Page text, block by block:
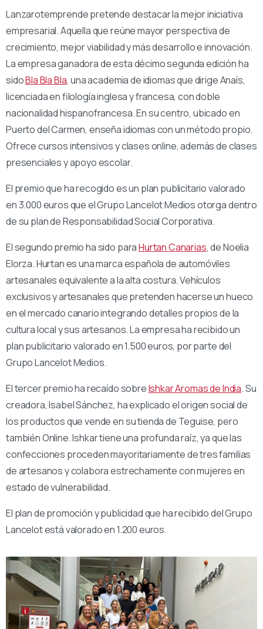
Lanzarotemprende pretende destacar la mejor iniciativa
empresarial. Aquella que reúne mayor perspectiva de
crecimiento, mejor viabilidad y más desarrollo e innovación.
La empresa ganadora de esta décimo segunda edición ha
sidoBla Bla Bla, una academia de idiomas que dirige Anaís,
licenciada en filología inglesa y francesa, con doble
nacionalidad hispanofrancesa. En su centro, ubicado en
Puerto del Carmen, enseña idiomas con un método propio.
Ofrece cursos intensivos y clases online, además de clases
presenciales y apoyo escolar.
El premio que ha recogido es un plan publicitario valorado
en 3.000 euros que el Grupo Lancelot Medios otorga dentro
de su plan de Responsabilidad Social Corporativa.
El segundo premio ha sido paraHurtan Canarias, de Noelia
Elorza. Hurtan es una marca española de automóviles
artesanales equivalente a la alta costura. Vehículos
exclusivos y artesanales que pretenden hacerse un hueco
en el mercado canario integrando detalles propios de la
cultura local y sus artesanos. La empresa ha recibido un
plan publicitario valorado en 1.500 euros, por parte del
Grupo Lancelot Medios.
El tercer premio ha recaído sobreIshkar Aromas de India. Su
creadora, Isabel Sánchez, ha explicado el origen social de
los productos que vende en su tienda de Teguise, pero
también Online. Ishkar tiene una profunda raíz, ya que las
confecciones proceden mayoritariamente de tres familias
de artesanos y colabora estrechamente con mujeres en
estado de vulnerabilidad.
El plan de promoción y publicidad que ha recibido del Grupo
Lancelot está valorado en 1.200 euros.